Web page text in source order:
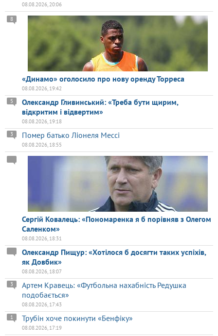
08.08.2026, 20:06
«Динамо» оголосило про нову оренду Торреса
8
08.08.2026, 19:42
Олександр Гливинський: «Треба бути щирим,
відкритим і відвертим»
5
08.08.2026, 19:18
Помер батько Ліонеля Мессі
3
08.08.2026, 18:55
Сергій Ковалець: «Пономаренка я б порівняв з Олегом
Саленком»
08.08.2026, 18:31
Олександр Пищур: «Хотілося б досягти таких успіхів,
як Довбик»
08.08.2026, 18:07
Артем Кравець: «Футбольна нахабність Редушка
подобається»
3
08.08.2026, 17:43
Трубін хоче покинути «Бенфіку»
1
08.08.2026, 17:19